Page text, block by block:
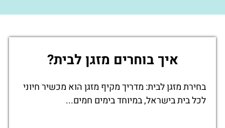
איך בוחרים מזגן לבית?
בחירת מזגן לבית: מדריך מקיף מזגן הוא מכשיר חיוני
לכל בית בישראל, במיוחד בימים חמים...